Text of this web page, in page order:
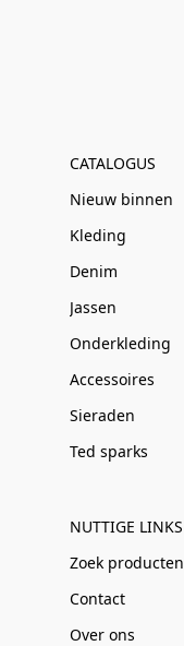
CATALOGUS
Nieuw binnen
Kleding
Denim
Jassen
Onderkleding
Accessoires
Sieraden
Ted sparks
NUTTIGE LINKS
Zoek producten
Contact
Over ons